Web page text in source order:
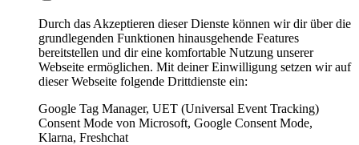
Durch das Akzeptieren dieser Dienste können wir dir über die
grundlegenden Funktionen hinausgehende Features
bereitstellen und dir eine komfortable Nutzung unserer
Webseite ermöglichen. Mit deiner Einwilligung setzen wir auf
dieser Webseite folgende Drittdienste ein:
Google Tag Manager, UET (Universal Event Tracking)
Consent Mode von Microsoft, Google Consent Mode,
Klarna, Freshchat